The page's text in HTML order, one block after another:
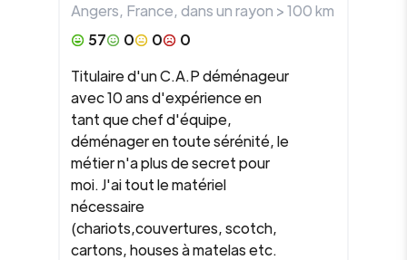
Angers, France, dans un rayon >100km
57
0 0
0
Titulaire d'un C.A.P déménageur
avec 10 ans d'expérience en
tant que chef d'équipe,
déménager en toute sérénité, le
métier n'a plus de secret pour
moi. J'ai tout le matériel
nécessaire
(chariots,couvertures, scotch,
cartons, houses à matelas etc.